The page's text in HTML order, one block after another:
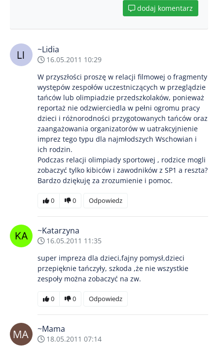
dodaj komentarz
~Lidia
16.05.2011 10:29
W przyszłości proszę w relacji filmowej o fragmenty
występów zespołów uczestniczących w przeglądzie
tańców lub olimpiadzie przedszkolaków, ponieważ
reportaż nie odzwierciedla w pełni ogromu pracy
dzieci i różnorodności przygotowanych tańców oraz
zaangażowania organizatorów w uatrakcyjnienie
imprez tego typu dla najmłodszych Wschowian i
ich rodzin.
Podczas relacji olimpiady sportowej , rodzice mogli
zobaczyć tylko kibiców i zawodników z SP1 a reszta?
Bardzo dziękuję za zrozumienie i pomoc.
0 0 Odpowiedz
~Katarzyna
16.05.2011 11:35
super impreza dla dzieci,fajny pomysł,dzieci
przepięknie tańczyły, szkoda ,że nie wszystkie
zespoły można zobaczyć na zw.
0 0 Odpowiedz
~Mama
18.05.2011 07:14